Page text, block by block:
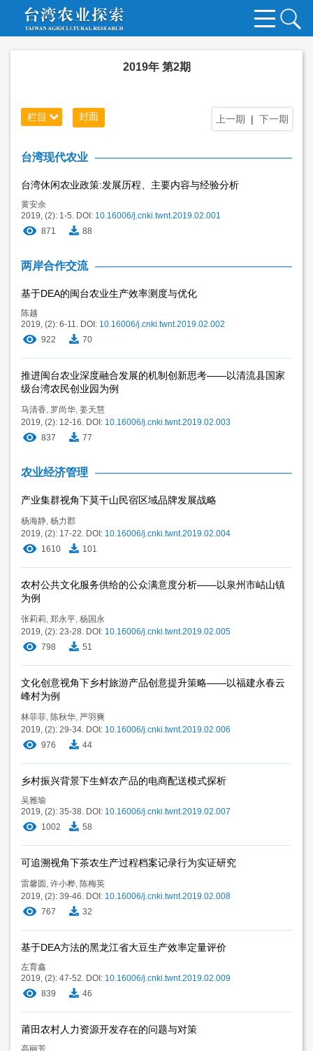
2019年 第2期
上一期 | 下一期
栏目 封面
台湾现代农业
台湾休闲农业政策:发展历程、主要内容与经验分析
黄安余
2019, (2): 1-5. DOI: 10.16006/j.cnki.twnt.2019.02.001
871
88
两岸合作交流
基于DEA的闽台农业生产效率测度与优化
陈越
2019, (2): 6-11. DOI: 10.16006/j.cnki.twnt.2019.02.002
922
70
推进闽台农业深度融合发展的机制创新思考——以清流县国家
级台湾农民创业园为例
马清香, 罗尚华, 姜天慧
2019, (2): 12-16. DOI: 10.16006/j.cnki.twnt.2019.02.003
837
77
农业经济管理
产业集群视角下莫干山民宿区域品牌发展战略
杨海静, 杨力郡
2019, (2): 17-22. DOI: 10.16006/j.cnki.twnt.2019.02.004
1610
101
农村公共文化服务供给的公众满意度分析——以泉州市岵山镇
为例
张莉莉, 郑永平, 杨国永
2019, (2): 23-28. DOI: 10.16006/j.cnki.twnt.2019.02.005
798
51
文化创意视角下乡村旅游产品创意提升策略——以福建永春云
峰村为例
林菲菲, 陈秋华, 严羽爽
2019, (2): 29-34. DOI: 10.16006/j.cnki.twnt.2019.02.006
976
44
乡村振兴背景下生鲜农产品的电商配送模式探析
吴雅瑜
2019, (2): 35-38. DOI: 10.16006/j.cnki.twnt.2019.02.007
1002
58
可追溯视角下茶农生产过程档案记录行为实证研究
雷馨圆 , 许小桦, 陈梅英
2019, (2): 39-46. DOI: 10.16006/j.cnki.twnt.2019.02.008
767
32
基于DEA方法的黑龙江省大豆生产效率定量评价
左育鑫
2019, (2): 47-52. DOI: 10.16006/j.cnki.twnt.2019.02.009
839
46
莆田农村人力资源开发存在的问题与对策
高丽芳